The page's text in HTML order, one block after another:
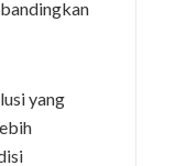
yang